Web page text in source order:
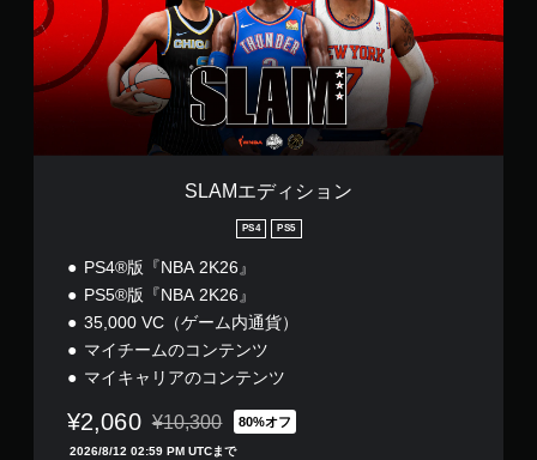
デ
ィ
シ
ョ
ン
SLAMエディション
PS4 PS5
PS4®版『NBA 2K26』
PS5®版『NBA 2K26』
35,000 VC（ゲーム内通貨）
マイチームのコンテンツ
マイキャリアのコンテンツ
¥2,060 通常価格¥10,300より値引き
¥10,300 80%オフ
2026/8/12 02:59 PM UTCまで